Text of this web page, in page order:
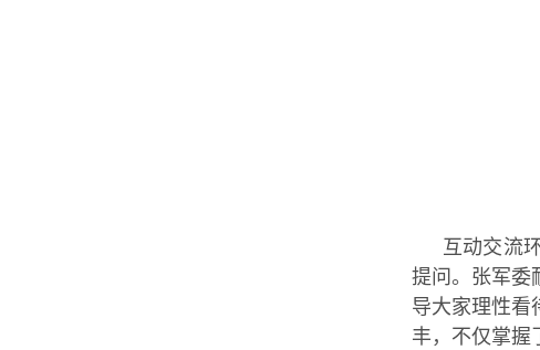
互动交流
提问。张军委
导大家理性看
丰，不仅掌握